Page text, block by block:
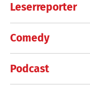
Leserreporter
Comedy
Podcast